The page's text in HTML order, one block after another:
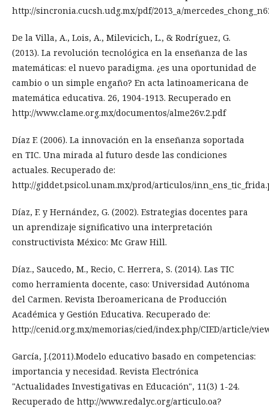
http://sincronia.cucsh.udg.mx/pdf/2013_a/
De la Villa, A., Lois, A., Milevicich, L., & Rodríguez, G.
(2013). La revolución tecnológica en la enseñanza de las
matemáticas: el nuevo paradigma. ¿es una oportunidad de
cambio o un simple engaño? En acta latinoamericana de
matemática educativa. 26, 1904-1913. Recuperado en
http://www.clame.org.mx/documentos/alme26v.2.pdf
Díaz F. (2006). La innovación en la enseñanza soportada
en TIC. Una mirada al futuro desde las condiciones
actuales. Recuperado de:
http://giddet.psicol.unam.mx/prod/articulos/
Díaz, F. y Hernández, G. (2002). Estrategias docentes para
un aprendizaje significativo una interpretación
constructivista México: Mc Graw Hill.
Díaz., Saucedo, M., Recio, C. Herrera, S. (2014). Las TIC
como herramienta docente, caso: Universidad Autónoma
del Carmen. Revista Iberoamericana de Producción
Académica y Gestión Educativa. Recuperado de:
http://cenid.org.mx/memorias/cied/index.php/CIED/article/
García, J.(2011).Modelo educativo basado en competencias:
importancia y necesidad. Revista Electrónica
"Actualidades Investigativas en Educación", 11(3) 1-24.
Recuperado de http://www.redalyc.org/articulo.oa?